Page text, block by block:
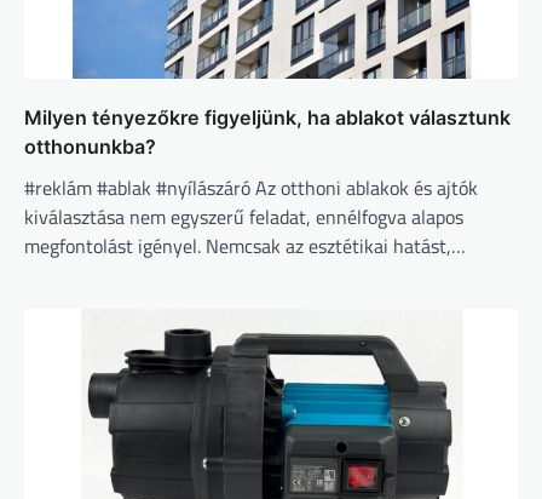
Milyen tényezőkre figyeljünk, ha ablakot választunk
otthonunkba?
#reklám #ablak #nyílászáró Az otthoni ablakok és ajtók
kiválasztása nem egyszerű feladat, ennélfogva alapos
megfontolást igényel. Nemcsak az esztétikai hatást,…